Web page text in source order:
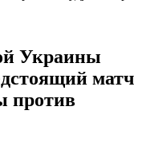
Украины
матч
против